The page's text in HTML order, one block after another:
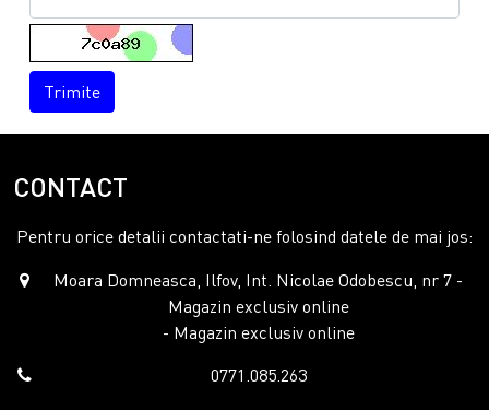
Trimite
CONTACT
Pentru orice detalii contactati-ne folosind datele de mai jos:
Moara Domneasca, Ilfov, Int. Nicolae Odobescu, nr 7 -
Magazin exclusiv online
- Magazin exclusiv online
0771.085.263